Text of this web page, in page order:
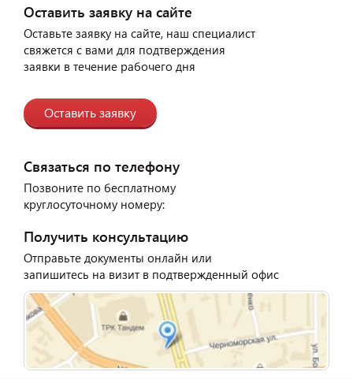
Оставить заявку на сайте
Оставьте заявку на сайте, наш специалист
свяжется с вами для подтверждения
заявки в течение рабочего дня
Оставить заявку
Связаться по телефону
Позвоните по бесплатному
круглосуточному номеру:
Получить консультацию
Отправьте документы онлайн или
запишитесь на визит в подтвержденный офис